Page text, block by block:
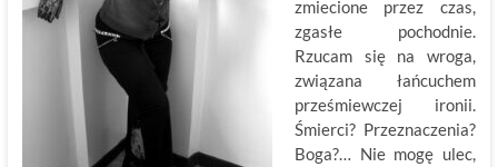
zmiecione przez czas,
zgasłe pochodnie.
Rzucam się na wroga,
związana łańcuchem
prześmiewczej ironii.
Śmierci? Przeznaczenia?
Boga?… Nie mogę ulec,